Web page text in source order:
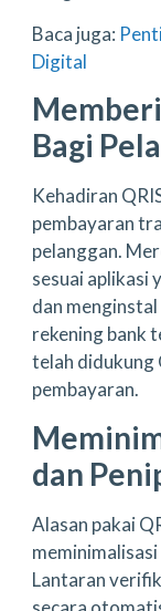
Baca juga:
Digital
Bagi
Kehadiran
pembayaran
pelanggan.
sesuai aplikasi
dan
rekening bank
telah didukung
pembayaran.
dan
Alasan pakai
Lantaran